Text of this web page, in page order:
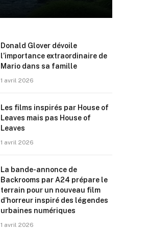
Donald Glover dévoile
l’importance extraordinaire de
Mario dans sa famille
1 avril 2026
Les films inspirés par House of
Leaves mais pas House of
Leaves
1 avril 2026
La bande-annonce de
Backrooms par A24 prépare le
terrain pour un nouveau film
d’horreur inspiré des légendes
urbaines numériques
1 avril 2026